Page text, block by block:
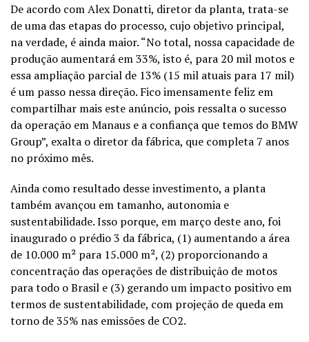
De acordo com Alex Donatti, diretor da planta, trata-se
de uma das etapas do processo, cujo objetivo principal,
na verdade, é ainda maior. “No total, nossa capacidade de
produção aumentará em 33%, isto é, para 20 mil motos e
essa ampliação parcial de 13% (15 mil atuais para 17 mil)
é um passo nessa direção. Fico imensamente feliz em
compartilhar mais este anúncio, pois ressalta o sucesso
da operação em Manaus e a confiança que temos do BMW
Group”, exalta o diretor da fábrica, que completa 7 anos
no próximo mês.
Ainda como resultado desse investimento, a planta
também avançou em tamanho, autonomia e
sustentabilidade. Isso porque, em março deste ano, foi
inaugurado o prédio 3 da fábrica, (1) aumentando a área
de 10.000 m² para 15.000 m², (2) proporcionando a
concentração das operações de distribuição de motos
para todo o Brasil e (3) gerando um impacto positivo em
termos de sustentabilidade, com projeção de queda em
torno de 35% nas emissões de CO2.